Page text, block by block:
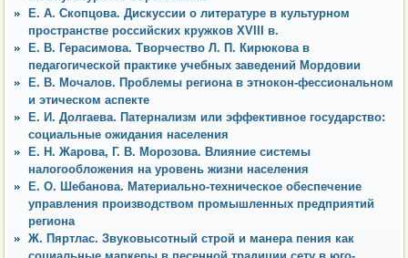
Е. А. Скопцова. Дискуссии о литературе в культурном
пространстве российских кружков XVIII в.
Е. В. Герасимова. Творчество Л. П. Кирюкова в
педагогической практике учебных заведений Мордовии
Е. В. Мочалов. Проблемы региона в этнокон-фессиональном
и этическом аспекте
Е. И. Долгаева. Патернализм или эффективное государство:
социальные ожидания населения
Е. Н. Жарова, Г. В. Морозова. Влияние системы
налогообложения на уровень жизни населения
Е. О. Шебанова. Материально-техническое обеспечение
управления производством промышленных предприятий
региона
Ж. Пяртлас. Звуковысотный строй и манера пения как
социальные маркеры в песенной традиции сету в юго-